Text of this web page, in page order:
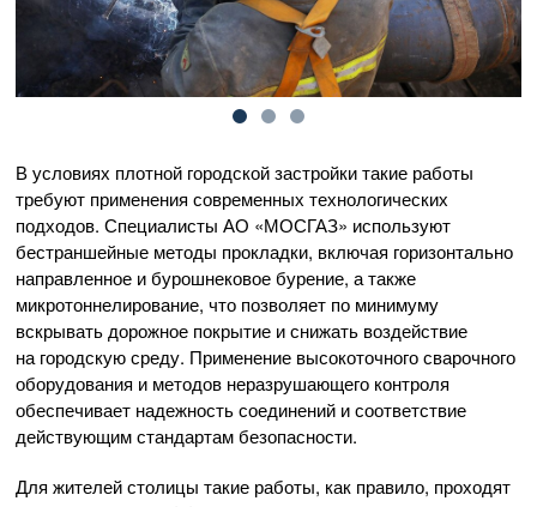
В условиях плотной городской застройки такие работы
требуют применения современных технологических
подходов. Специалисты АО «МОСГАЗ» используют
бестраншейные методы прокладки, включая горизонтально
направленное и бурошнековое бурение, а также
микротоннелирование, что позволяет по минимуму
вскрывать дорожное покрытие и снижать воздействие
на городскую среду. Применение высокоточного сварочного
оборудования и методов неразрушающего контроля
обеспечивает надежность соединений и соответствие
действующим стандартам безопасности.
Для жителей столицы такие работы, как правило, проходят